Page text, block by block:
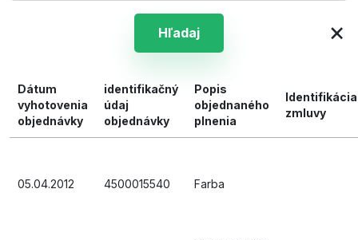
Hľadaj ×
Dátum
vyhotovenia
objednávky
identifikačný
údaj
objednávky
Popis
objednaného
plnenia
Identifikácia
zmluvy
05.04.2012 4500015540 Farba